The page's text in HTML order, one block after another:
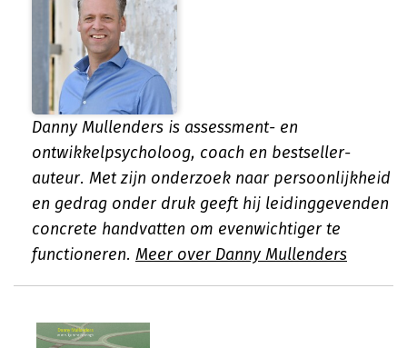
Danny Mullenders is assessment- en
ontwikkelpsycholoog, coach en bestseller-
auteur. Met zijn onderzoek naar persoonlijkheid
en gedrag onder druk geeft hij leidinggevenden
concrete handvatten om evenwichtiger te
functioneren. Meer over Danny Mullenders